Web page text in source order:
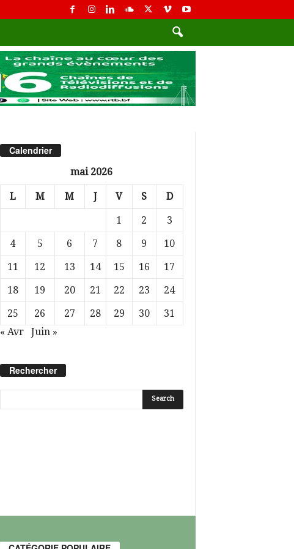
Calendrier
mai 2026
L M M J V S D
1 2
3
4
5 6 7 8 9
10
11
12 13 14 15 16
17
18
19 20 21 22 23
24
25
26 27 28 29 30
31
« Avr
Juin »
Rechercher